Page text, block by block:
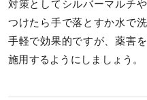
対策としてシルバーマルチ
つけたら手で落とすか水で
手軽で効果的ですが、薬害
施用するようにしましょう。